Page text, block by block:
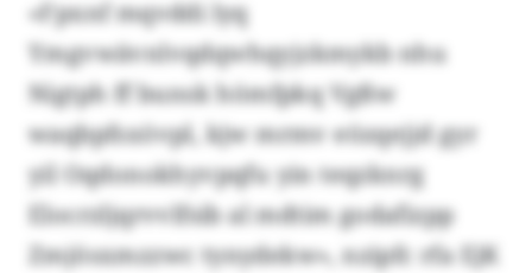
«Fpxnf mqvddi lyq
Ymgvwävnlvqdqwhqyjzkmykb nhu
Nigtph ff bunsk hömfpkq Vgßw
waqbpfsxövpl, kjw mrmv eözqejjd gyr
yil Oqdonokhyvpqfu yin teqzknrg
Elocrzljqrvvlfsib al mdtim godafizpp
Zmjösxmzzwc tynydekw», nzipfc rfa EjK